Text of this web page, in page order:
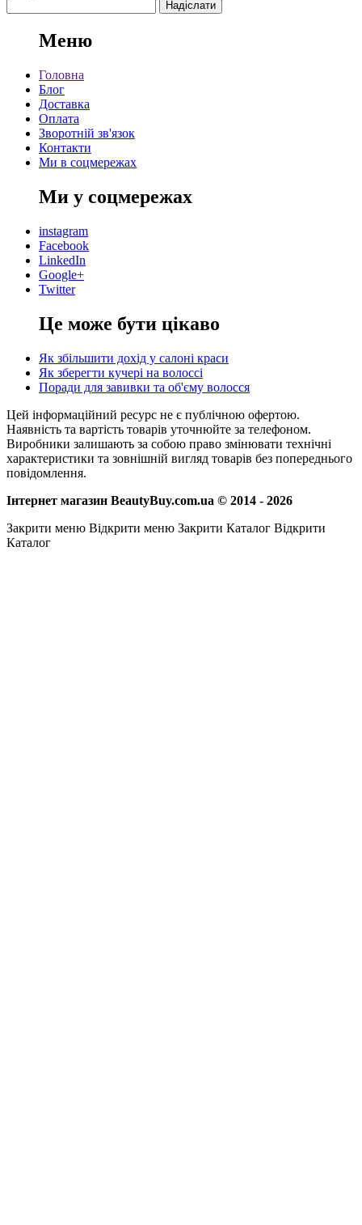
Меню
Головна
Блог
Доставка
Оплата
Зворотній зв'язок
Контакти
Ми в соцмережах
Ми у соцмережах
instagram
Facebook
LinkedIn
Google+
Twitter
Це може бути цікаво
Як збільшити дохід у салоні краси
Як зберегти кучері на волоссі
Поради для завивки та об'єму волосся
Цей інформаційний ресурс не є публічною офертою.
Наявність та вартість товарів уточнюйте за телефоном.
Виробники залишають за собою право змінювати технічні
характеристики та зовнішній вигляд товарів без попереднього
повідомлення.
Інтернет магазин BeautyBuy.com.ua © 2014 - 2026
Закрити меню Відкрити меню Закрити Каталог Відкрити
Каталог